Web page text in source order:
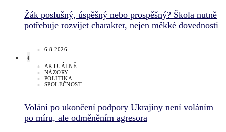
Žák poslušný, úspěšný nebo prospěšný? Škola nutně
potřebuje rozvíjet charakter, nejen měkké dovednosti
6.8.2026
4
AKTUÁLNĚ
NÁZORY
POLITIKA
SPOLEČNOST
Volání po ukončení podpory Ukrajiny není voláním
po míru, ale odměněním agresora